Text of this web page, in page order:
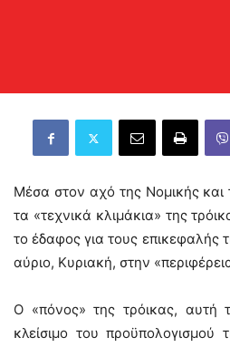
Μέσα στον αχό της Νομικής
τα «τεχνικά κλιμάκια» της
το έδαφος για τους επικεφαλής
αύριο, Κυριακή, στην
Ο «πόνος» της τρόικας, αυτή
κλείσιμο του προϋπολογισμού